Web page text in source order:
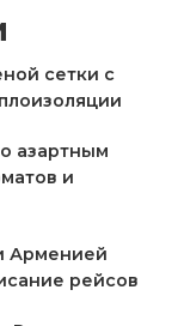
сетки с
азартным
и
Арменией
рейсов